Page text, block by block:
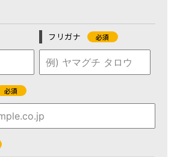
フリガナ 必須
必須